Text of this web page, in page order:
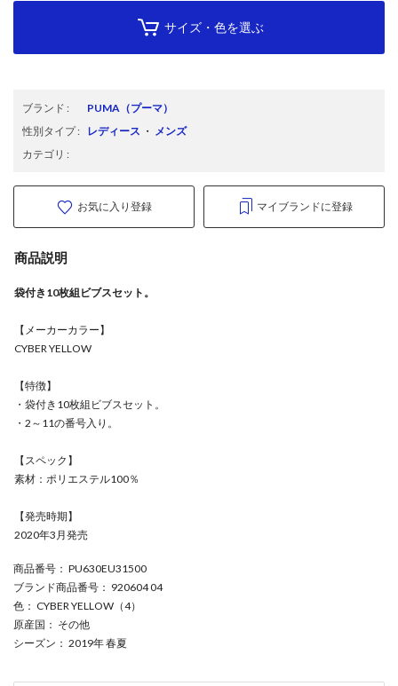
サイズ・色を選ぶ
ブランド : PUMA （プーマ）
性別タイプ: レディース ・ メンズ
カテゴリ :
お気に入り登録 マイブランドに登録
商品説明
袋付き10枚組ビブスセット。
【メーカーカラー】
CYBER YELLOW
【特徴】
・袋付き10枚組ビブスセット。
・2～11の番号入り。
【スペック】
素材：ポリエステル100％
【発売時期】
2020年3月発売
商品番号 ： PU630EU31500
ブランド商品番号 ： 920604 04
色 ： CYBER YELLOW（4）
原産国 ： その他
シーズン ： 2019年 春夏